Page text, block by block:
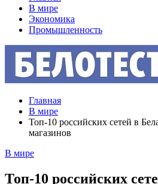
В мире
Экономика
Промышленность
Главная
В мире
Топ-10 российских сетей в
магазинов
В мире
Топ-10 российских